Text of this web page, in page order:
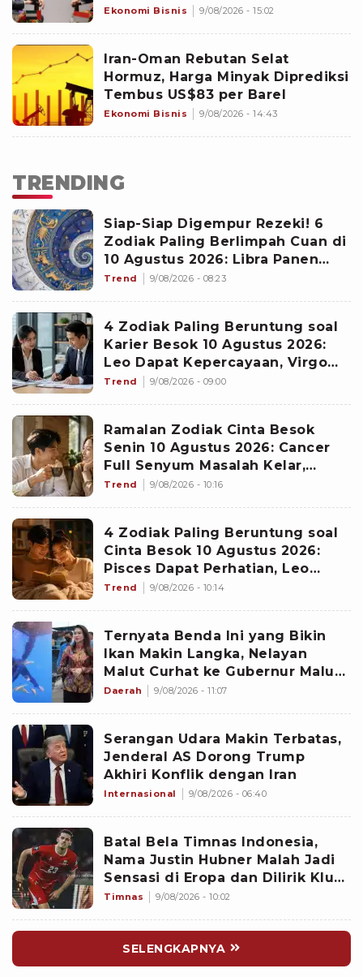
Ekonomi Bisnis 9/08/2026 - 15:02
Iran-Oman Rebutan Selat
Hormuz, Harga Minyak Diprediksi
Tembus US$83 per Barel
Ekonomi Bisnis 9/08/2026 - 14:43
TRENDING
Siap-Siap Digempur Rezeki! 6
Zodiak Paling Berlimpah Cuan di
10 Agustus 2026: Libra Panen
Proyek Emas
Trend 9/08/2026 - 08:23
4 Zodiak Paling Beruntung soal
Karier Besok 10 Agustus 2026:
Leo Dapat Kepercayaan, Virgo
Makin Diperhitungkan
Trend 9/08/2026 - 09:00
Ramalan Zodiak Cinta Besok
Senin 10 Agustus 2026: Cancer
Full Senyum Masalah Kelar,
Scorpio Awas Terprovokasi
Trend 9/08/2026 - 10:16
4 Zodiak Paling Beruntung soal
Cinta Besok 10 Agustus 2026:
Pisces Dapat Perhatian, Leo
Makin Dekat dengan Si Dia
Trend 9/08/2026 - 10:14
Ternyata Benda Ini yang Bikin
Ikan Makin Langka, Nelayan
Malut Curhat ke Gubernur Malut
Sherly Tjoanda soal Rumpon
Daerah 9/08/2026 - 11:07
Serangan Udara Makin Terbatas,
Jenderal AS Dorong Trump
Akhiri Konflik dengan Iran
Internasional 9/08/2026 - 06:40
Batal Bela Timnas Indonesia,
Nama Justin Hubner Malah Jadi
Sensasi di Eropa dan Dilirik Klub
Kasta Teratas
Timnas 9/08/2026 - 10:02
SELENGKAPNYA